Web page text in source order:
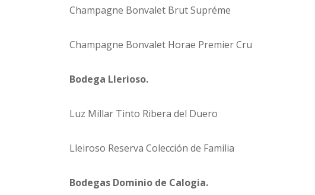
Champagne Bonvalet Brut Supréme
Champagne Bonvalet Horae Premier Cru
Bodega Llerioso.
Luz Millar Tinto Ribera del Duero
Lleiroso Reserva Colección de Familia
Bodegas Dominio de Calogia.